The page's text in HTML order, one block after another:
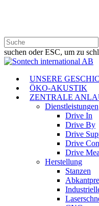
suchen oder ESC, um zu
Suche
Menü
UNSERE
ÖKO-AKUSTIK
ZENTRALE
Dienstleistungen
Drive In
Drive By
Drive
Drive
Drive
Herstellung
Stanzen